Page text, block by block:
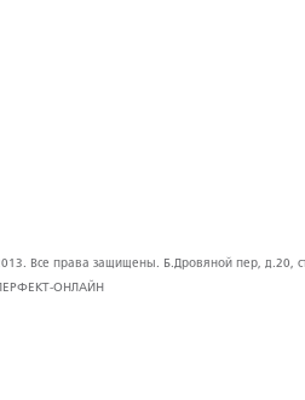
Все права защищены. Б.Дровяной пер, д.20,
ОНЛАЙН